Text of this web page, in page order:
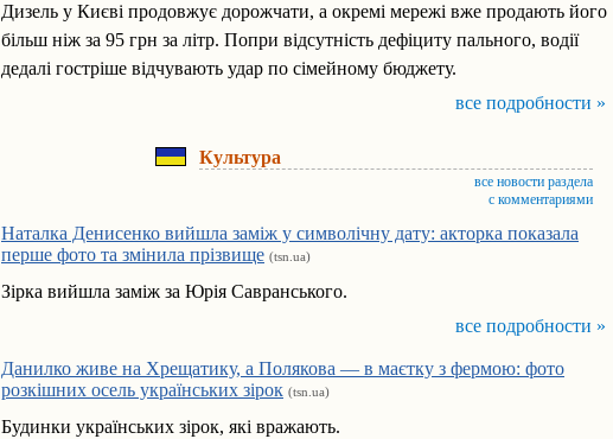
Дизель у Києві продовжує дорожчати, а окремі мережі вже продають його
більш ніж за 95 грн за літр. Попри відсутність дефіциту пального, водії
дедалі гостріше відчувають удар по сімейному бюджету.
все подробности »
Культура
все новости раздела
с комментариями
Наталка Денисенко вийшла заміж у символічну дату: акторка показала
перше фото та змінила прізвище (tsn.ua)
Зірка вийшла заміж за Юрія Савранського.
все подробности »
Данилко живе на Хрещатику, а Полякова — в маєтку з фермою: фото
розкішних осель українських зірок (tsn.ua)
Будинки українських зірок, які вражають.